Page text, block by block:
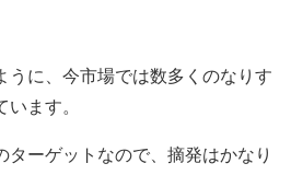
うに、今市場では数多くのなりす
ます。
ターゲットなので、摘発はかなり